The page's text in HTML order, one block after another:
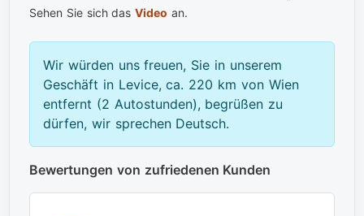
Sehen Sie sich dasVideo an.
Wir würden uns freuen, Sie in unserem
Geschäft in Levice, ca. 220 km von Wien
entfernt (2 Autostunden), begrüßen zu
dürfen, wir sprechen Deutsch.
Bewertungen von zufriedenen Kunden